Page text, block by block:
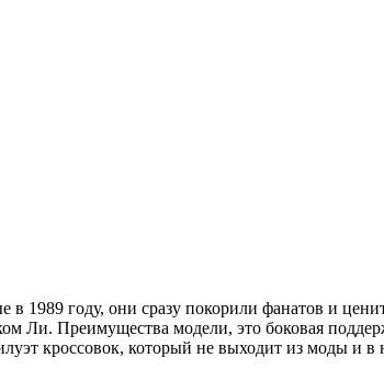
году, они сразу покорили фанатов и
Ли. Преимущества модели, это боковая
кроссовок, который не выходит из моды и